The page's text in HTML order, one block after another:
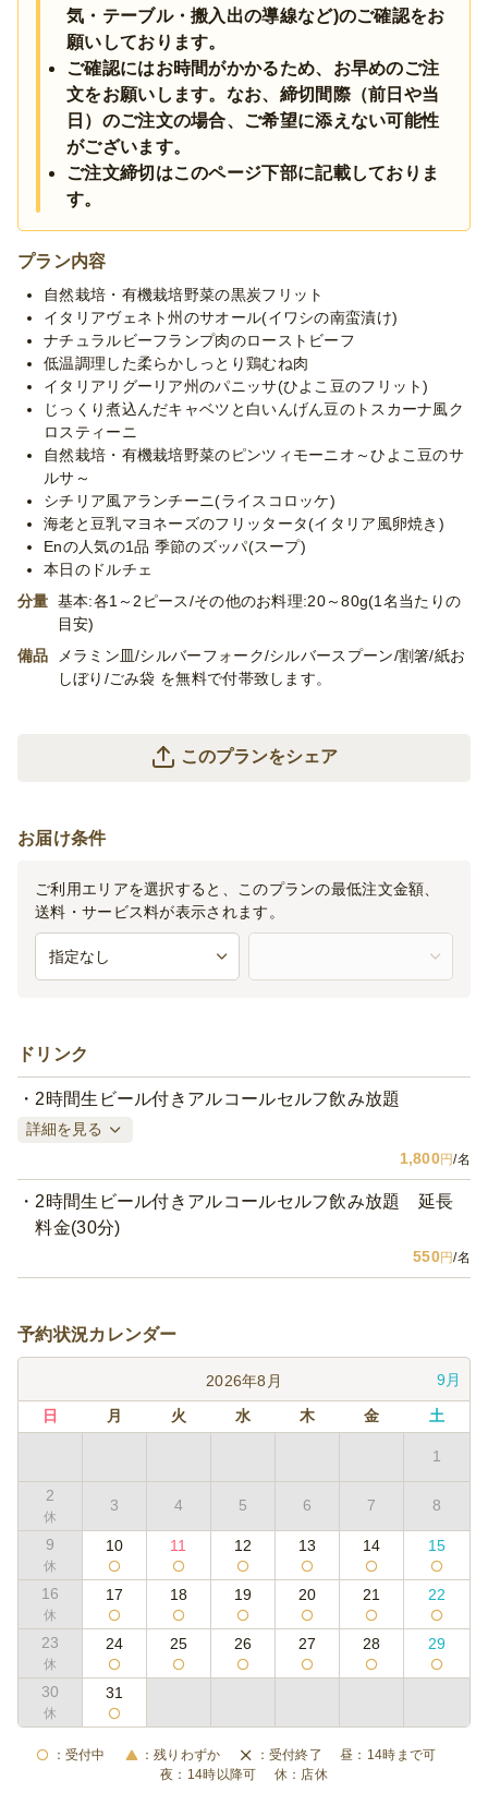
■12月催事分の飲み放題について
12月の催事につきましては、飲み放題プランの注文も必須とな
ります。オプションよりご選択ください。
※お料理セッティング・撤収分のサービススタッフ人件費はプラ
ン内に含まれております。(スタッフ人数をご指定の場合は別途
人件費が発生する可能性がございます。)
※注文の最大人数は、50名までとなります。
※温製料理は電気を使用いたします。会場にコンセントがあるこ
ください。
※季節毎の仕入れによりメニューが変わる場合がございます。
気・テーブル・搬入出の導線など)のご確認をお
願いしております。
ご確認にはお時間がかかるため、お早めのご注
文をお願いします。なお、締切間際（前日や当
日）のご注文の場合、ご希望に添えない可能性
がございます。
ご注文締切はこのページ下部に記載しておりま
す。
プラン内容
自然栽培・有機栽培野菜の黒炭フリット
イタリアヴェネト州のサオール(イワシの南蛮漬け)
ナチュラルビーフランプ肉のローストビーフ
低温調理した柔らかしっとり鶏むね肉
イタリアリグーリア州のパニッサ(ひよこ豆のフリット)
じっくり煮込んだキャベツと白いんげん豆のトスカーナ風ク
ロスティーニ
自然栽培・有機栽培野菜のピンツィモーニオ～ひよこ豆のサ
ルサ～
シチリア風アランチーニ(ライスコロッケ)
海老と豆乳マヨネーズのフリッタータ(イタリア風卵焼き)
Enの人気の1品 季節のズッパ(スープ)
本日のドルチェ
分量 基本:各1～2ピース/その他のお料理:20～80g(1名当たりの
目安)
備品
メラミン皿/シルバーフォーク/シルバースプーン/割箸/紙お
しぼり/ごみ袋 を無料で付帯致します。
このプランをシェア
お届け条件
ご利用エリアを選択すると、このプランの最低注文金額、
送料・サービス料が表示されます。
ドリンク
2時間生ビール付きアルコールセルフ飲み放題
詳細を見る
1,800円/名
2時間生ビール付きアルコールセルフ飲み放題 延長
料金(30分)
550円/名
予約状況カレンダー
2026年8月 9月
日 月 火 水 木 金 土
1
2
3 4 5 6 7 8
9 10 11 12 13 14 15
16 17 18 19 20 21 22
23 24 25 26 27 28 29
30 31
受付中 残りわずか 受付終了
14時まで可
14時以降可
店休